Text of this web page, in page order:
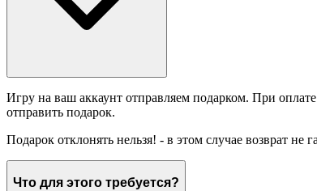
Игру на ваш аккаунт отправляем подарком. При
отправить подарок.
Подарок отклонять нельзя! - в этом случае возврат не
Что для этого требуется?